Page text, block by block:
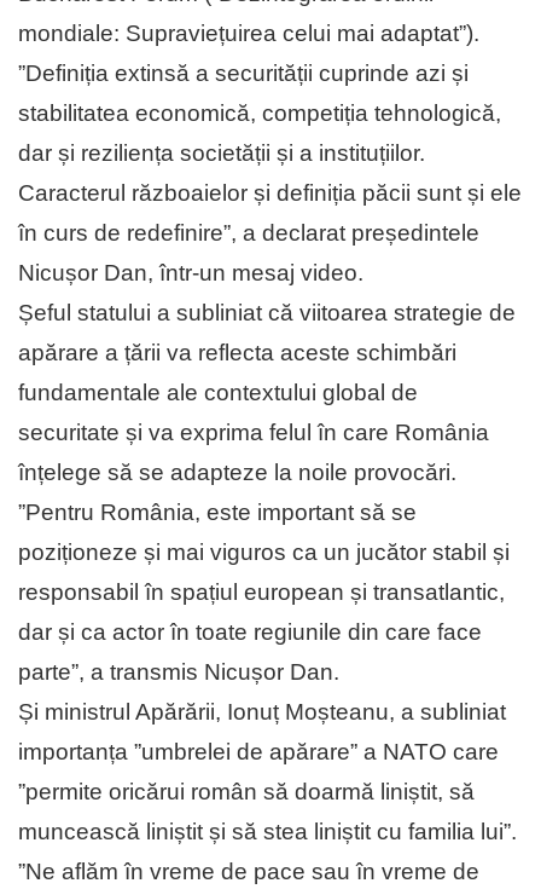
mondiale: Supraviețuirea celui mai adaptat”).
”Definiția extinsă a securității cuprinde azi și
stabilitatea economică, competiția tehnologică,
dar și reziliența societății și a instituțiilor.
Caracterul războaielor și definiția păcii sunt și ele
în curs de redefinire”, a declarat președintele
Nicușor Dan, într-un mesaj video.
Șeful statului a subliniat că viitoarea strategie de
apărare a țării va reflecta aceste schimbări
fundamentale ale contextului global de
securitate și va exprima felul în care România
înțelege să se adapteze la noile provocări.
”Pentru România, este important să se
poziționeze și mai viguros ca un jucător stabil și
responsabil în spațiul european și transatlantic,
dar și ca actor în toate regiunile din care face
parte”, a transmis Nicușor Dan.
Și ministrul Apărării, Ionuț Moșteanu, a subliniat
importanța ”umbrelei de apărare” a NATO care
”permite oricărui român să doarmă liniștit, să
muncească liniștit și să stea liniștit cu familia lui”.
”Ne aflăm în vreme de pace sau în vreme de